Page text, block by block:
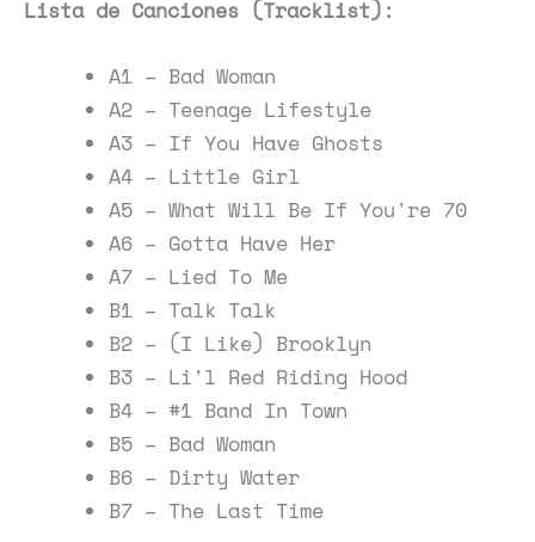
Lista de Canciones (Tracklist):
A1 – Bad Woman
A2 – Teenage Lifestyle
A3 – If You Have Ghosts
A4 – Little Girl
A5 – What Will Be If You're 70
A6 – Gotta Have Her
A7 – Lied To Me
B1 – Talk Talk
B2 – (I Like) Brooklyn
B3 – Li'l Red Riding Hood
B4 – #1 Band In Town
B5 – Bad Woman
B6 – Dirty Water
B7 – The Last Time